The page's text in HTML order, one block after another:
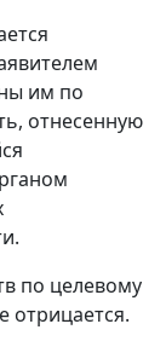
им по
отнесенную
по целевому
отрицается.